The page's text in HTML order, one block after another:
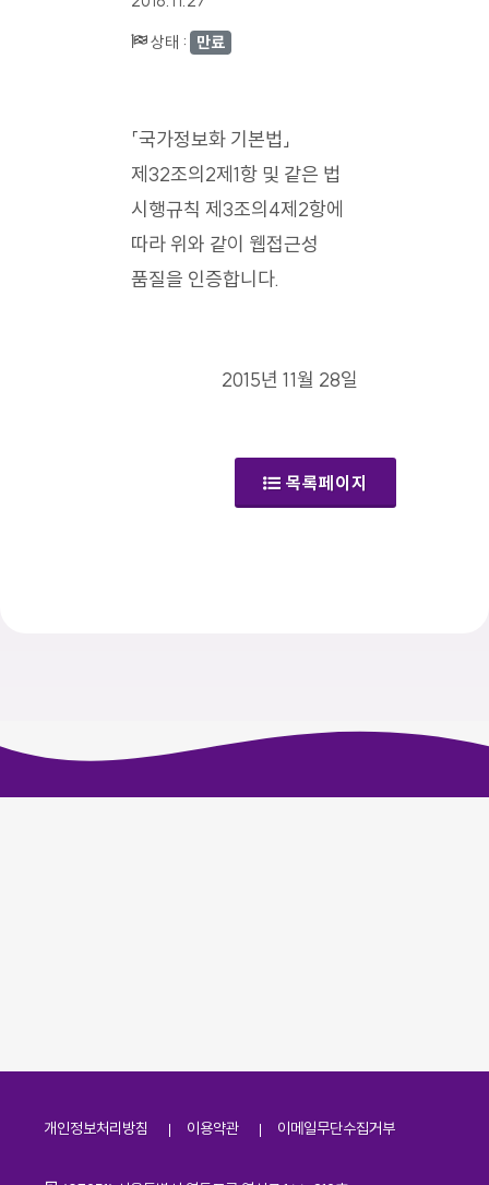
상태 : 만료
「국가정보화 기본법」
제32조의2제1항 및 같은 법
시행규칙 제3조의4제2항에
따라 위와 같이 웹접근성
품질을 인증합니다.
2015년 11월 28일
목록페이지
개인정보처리방침 이용약관 이메일무단수집거부